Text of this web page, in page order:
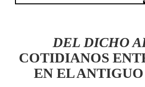
DEL DICHO
COTIDIANOS
EN EL